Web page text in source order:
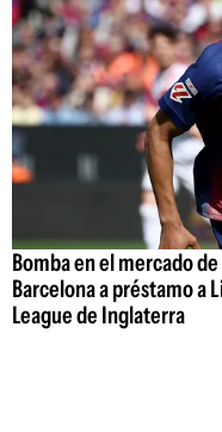
Bomba en el mercado
Barcelona a préstamo a
League de Inglaterra